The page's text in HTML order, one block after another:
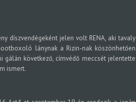
díszvendégeként jelen volt RENA, aki tavaly
lánynak a Rizin-nak köszönhetően
gálán következő, címvédő meccsét jelentette
ismert.